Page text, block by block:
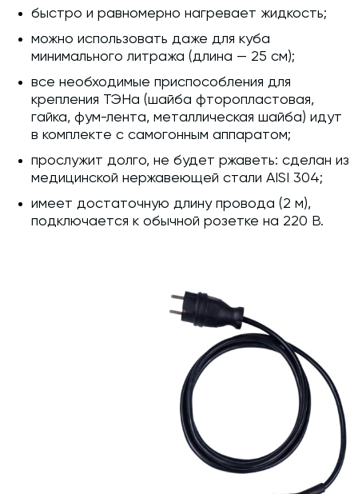
быстро и равномерно нагревает жидкость;
можно использовать даже для куба
минимального литража (длина — 25 см);
все необходимые приспособления для
крепления ТЭНа (шайба фторопластовая,
гайка, фум-лента, металлическая шайба) идут
в комплекте с самогонным аппаратом;
прослужит долго, не будет ржаветь: сделан из
медицинской нержавеющей стали AISI 304;
имеет достаточную длину провода (2 м),
подключается к обычной розетке на 220 В.